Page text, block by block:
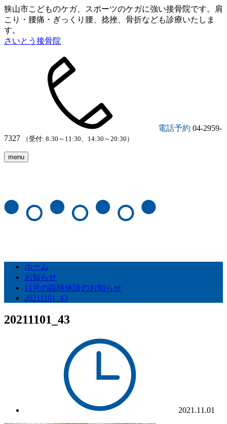
狭山市こどものケガ、スポーツのケガに強い接骨院です。肩
こり・腰痛・ぎっくり腰、捻挫、骨折なども診療いたしま
す。
さいとう接骨院
電話予約 04-2959-
7327
（受付: 8:30～11:30、14:30～20:30）
menu
ホーム
お知らせ
11月の臨時休診のお知らせ
20211101_43
20211101_43
2021.11.01